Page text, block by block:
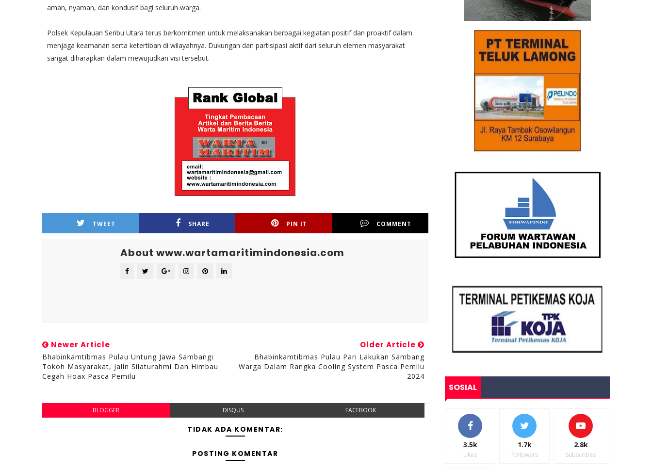
aman, nyaman, dan kondusif bagi seluruh warga.
Polsek Kepulauan Seribu Utara terus berkomitmen untuk melaksanakan berbagai kegiatan positif dan proaktif dalam
menjaga keamanan serta ketertiban di wilayahnya. Dukungan dan partisipasi aktif dari seluruh elemen masyarakat
sangat diharapkan dalam mewujudkan visi tersebut.
TWEET SHARE PIN IT COMMENT
About www.wartamaritimindonesia.com
Newer Article
Bhabinkamtibmas Pulau Untung Jawa Sambangi
Tokoh Masyarakat, Jalin Silaturahmi Dan Himbau
Cegah Hoax Pasca Pemilu
Older Article
Bhabinkamtibmas Pulau Pari Lakukan Sambang
Warga Dalam Rangka Cooling System Pasca Pemilu
2024
BLOGGER DISQUS FACEBOOK
TIDAK ADA KOMENTAR:
POSTING KOMENTAR
SOSIAL
3.5k
Likes
1.7k
Followers
2.8k
Subscribes